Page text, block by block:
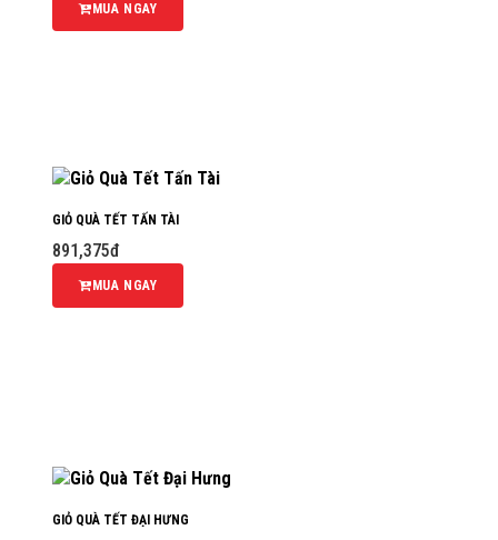
MUA NGAY
GIỎ QUÀ TẾT TẤN TÀI
891,375đ
MUA NGAY
GIỎ QUÀ TẾT ĐẠI HƯNG